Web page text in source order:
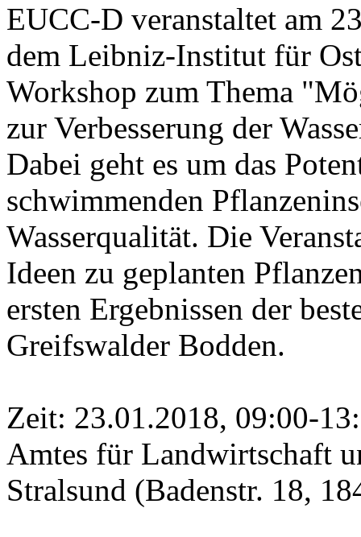
EUCC-D veranstaltet am
dem Leibniz-Institut für
Workshop zum Thema
zur Verbesserung der
Dabei geht es um das
schwimmenden
Wasserqualität. Die
Ideen zu geplanten
ersten Ergebnissen der
Greifswalder Bodden.
Zeit: 23.01.2018, 09:00-
Amtes für Landwirtschaft
Stralsund (Badenstr. 18,